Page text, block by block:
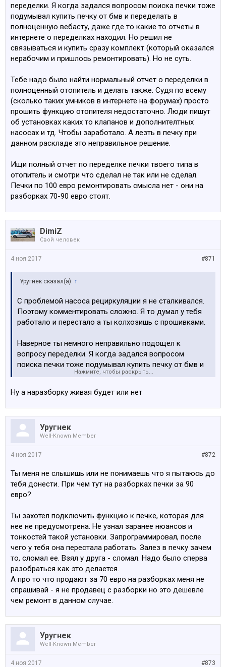
переделки. Я когда задался вопросом поиска печки тоже
подумывал купить печку от бмв и переделать в
полноценную вебасту, даже где то какие то отчеты в
интернете о переделках находил. Но решил не
связываться и купить сразу комплект (который оказался
нерабочим и пришлось ремонтировать). Но не суть.
Тебе надо было найти нормальный отчет о переделки в
полноценный отопитель и делать также. Судя по всему
(сколько таких умников в интернете на форумах) просто
прошить функцию отопителя недостаточно. Люди пишут
об установках каких то клапанов и дополнителтных
насосах и тд. Чтобы заработало. А лезть в печку при
данном раскладе это неправильное решение.
Ищи полный отчет по переделке печки твоего типа в
отопитель и смотри что сделал не так или не сделал.
Печки по 100 евро ремонтировать смысла нет - они на
разборках 70-90 евро стоят.
DimiZ
Свой человек
#871
4 ноя 2017
Уругнек сказал(а): ↑
С проблемой насоса рециркуляции я не сталкивался.
Поэтому комментировать сложно. Я то думал у тебя
работало и перестало а ты колхозишь с прошивками.
Наверное ты немного неправильно подощел к
вопросу переделки. Я когда задался вопросом
поиска печки тоже подумывал купить печку от бмв и
переделать в полноценную вебасту, даже где то
решил не связываться и купить сразу комплект
(который оказался нерабочим и пришлось
ремонтировать). Но не суть.
Тебе надо было найти нормальный отчет о переделки
в полноценный отопитель и делать также. Судя по
всему (сколько таких умников в интернете на
форумах) просто прошить функцию отопителя
недостаточно. Люди пишут об установках каких то
клапанов и дополнителтных насосах и тд. Чтобы
неправильное решение.
Ищи полный отчет по переделке печки твоего типа в
отопитель и смотри что сделал не так или не сделал.
Печки по 100 евро ремонтировать смысла нет - они на
разборках 70-90 евро стоят.
Нажмите, чтобы раскрыть...
Ну а наразборку живая будет или нет
Уругнек
Well-Known Member
#872
4 ноя 2017
Ты меня не слышишь или не понимаешь что я пытаюсь до
тебя донести. При чем тут на разборках печки за 90
евро?
Ты захотел подключить функцию к печке, которая для
нее не предусмотрена. Не узнал заранее нюансов и
тонкостей такой установки. Запрограммировал, после
чего у тебя она перестала работать. Залез в печку зачем
то, сломал ее. Взял у друга - сломал. Надо было сперва
разобраться как это делается.
А про то что продают за 70 евро на разборках меня не
спрашивай - я не продавец с разборки но это дешевле
чем ремонт в данном случае.
Уругнек
Well-Known Member
#873
4 ноя 2017